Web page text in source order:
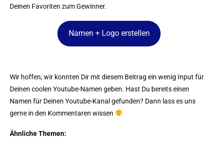
Deinen Favoriten zum Gewinner.
Namen + Logo erstellen
Wir hoffen, wir konnten Dir mit diesem Beitrag ein wenig Input für
Deinen coolen Youtube-Namen geben. Hast Du bereits einen
Namen für Deinen Youtube-Kanal gefunden? Dann lass es uns
gerne in den Kommentaren wissen
Ähnliche Themen: